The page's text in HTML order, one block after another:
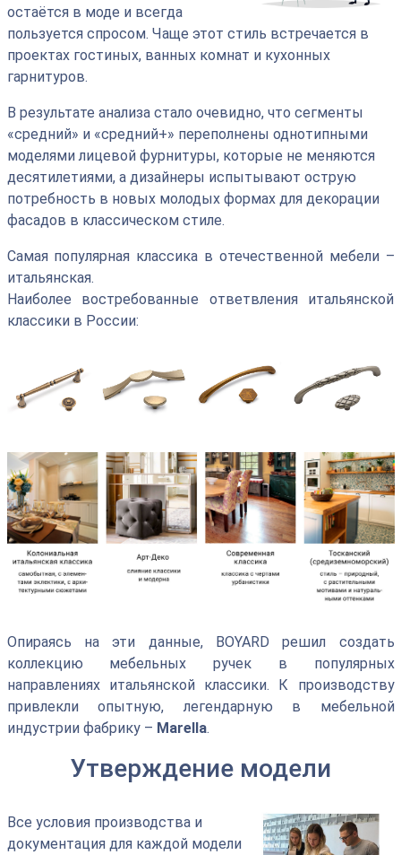
остаётся в моде и всегда
пользуется спросом. Чаще этот стиль встречается в
проектах гостиных, ванных комнат и кухонных
гарнитуров.
В результате анализа стало очевидно, что сегменты
«средний» и «средний+» переполнены однотипными
моделями лицевой фурнитуры, которые не меняются
десятилетиями, а дизайнеры испытывают острую
потребность в новых молодых формах для декорации
фасадов в классическом стиле.
Самая популярная классика в отечественной мебели –
итальянская.
Наиболее востребованные ответвления итальянской
классики в России:
Опираясь на эти данные, BOYARD решил создать
коллекцию мебельных ручек в популярных
направлениях итальянской классики. К производству
привлекли опытную, легендарную в мебельной
индустрии фабрику – Marella.
Утверждение модели
Все условия производства и
документация для каждой модели